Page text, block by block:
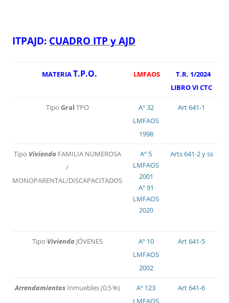
ITPAJD: CUADRO ITP y AJD
MATERIAT.P.O. LMFAOS
T.R. 1/2024
LIBRO VI CTC
Tipo Gral TPO
Aº 32
LMFAOS
1998
Art 641-1
Tipo ViviendaFAMILIA NUMEROSA
/
MONOPARENTAL/DISCAPACITADOS
Aº 5
LMFAOS
2001
Aº 91
LMFAOS
2020
Arts 641-2 y ss
Tipo ViviendaJÓVENES
Aº 10
LMFAOS
2002
Art 641-5
ArrendamientosInmuebles (0,5 %)
Aº 123
LMFAOS
Art 641-6